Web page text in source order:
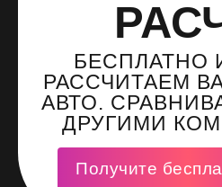
БЕСПЛАТНО
РАССЧИТАЕМ
АВТО.
ДРУГИМИ
Получите